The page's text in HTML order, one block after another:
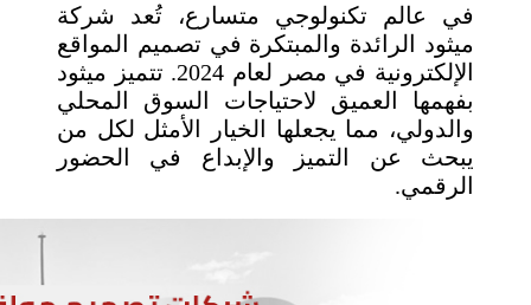
في عالم تكنولوجي متسارع، تُعد شركة
ميثود الرائدة والمبتكرة في تصميم المواقع
الإلكترونية في مصر لعام 2024. تتميز ميثود
بفهمها العميق لاحتياجات السوق المحلي
والدولي، مما يجعلها الخيار الأمثل لكل من
يبحث عن التميز والإبداع في الحضور
الرقمي.